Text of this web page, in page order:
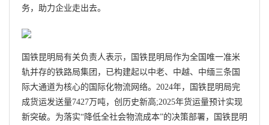
务，助力企业走出去。
国铁昆明局有关负责人表示，国铁昆明局作为全国唯一准米
轨并存的铁路局集团，已构建起以中老、中越、中缅三条国
际大通道为核心的国际化物流网络。2024年，国铁昆明局完
成货运发送量7427万吨，创历史新高;2025年货运量预计实现
新突破。为落实“降低全社会物流成本”的决策部署，国铁昆明